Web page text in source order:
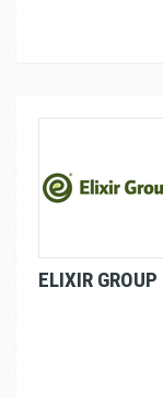
ELIXIR GROUP